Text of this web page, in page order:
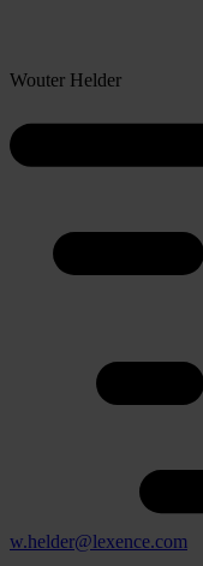
Wouter Helder
w.helder@lexence.com